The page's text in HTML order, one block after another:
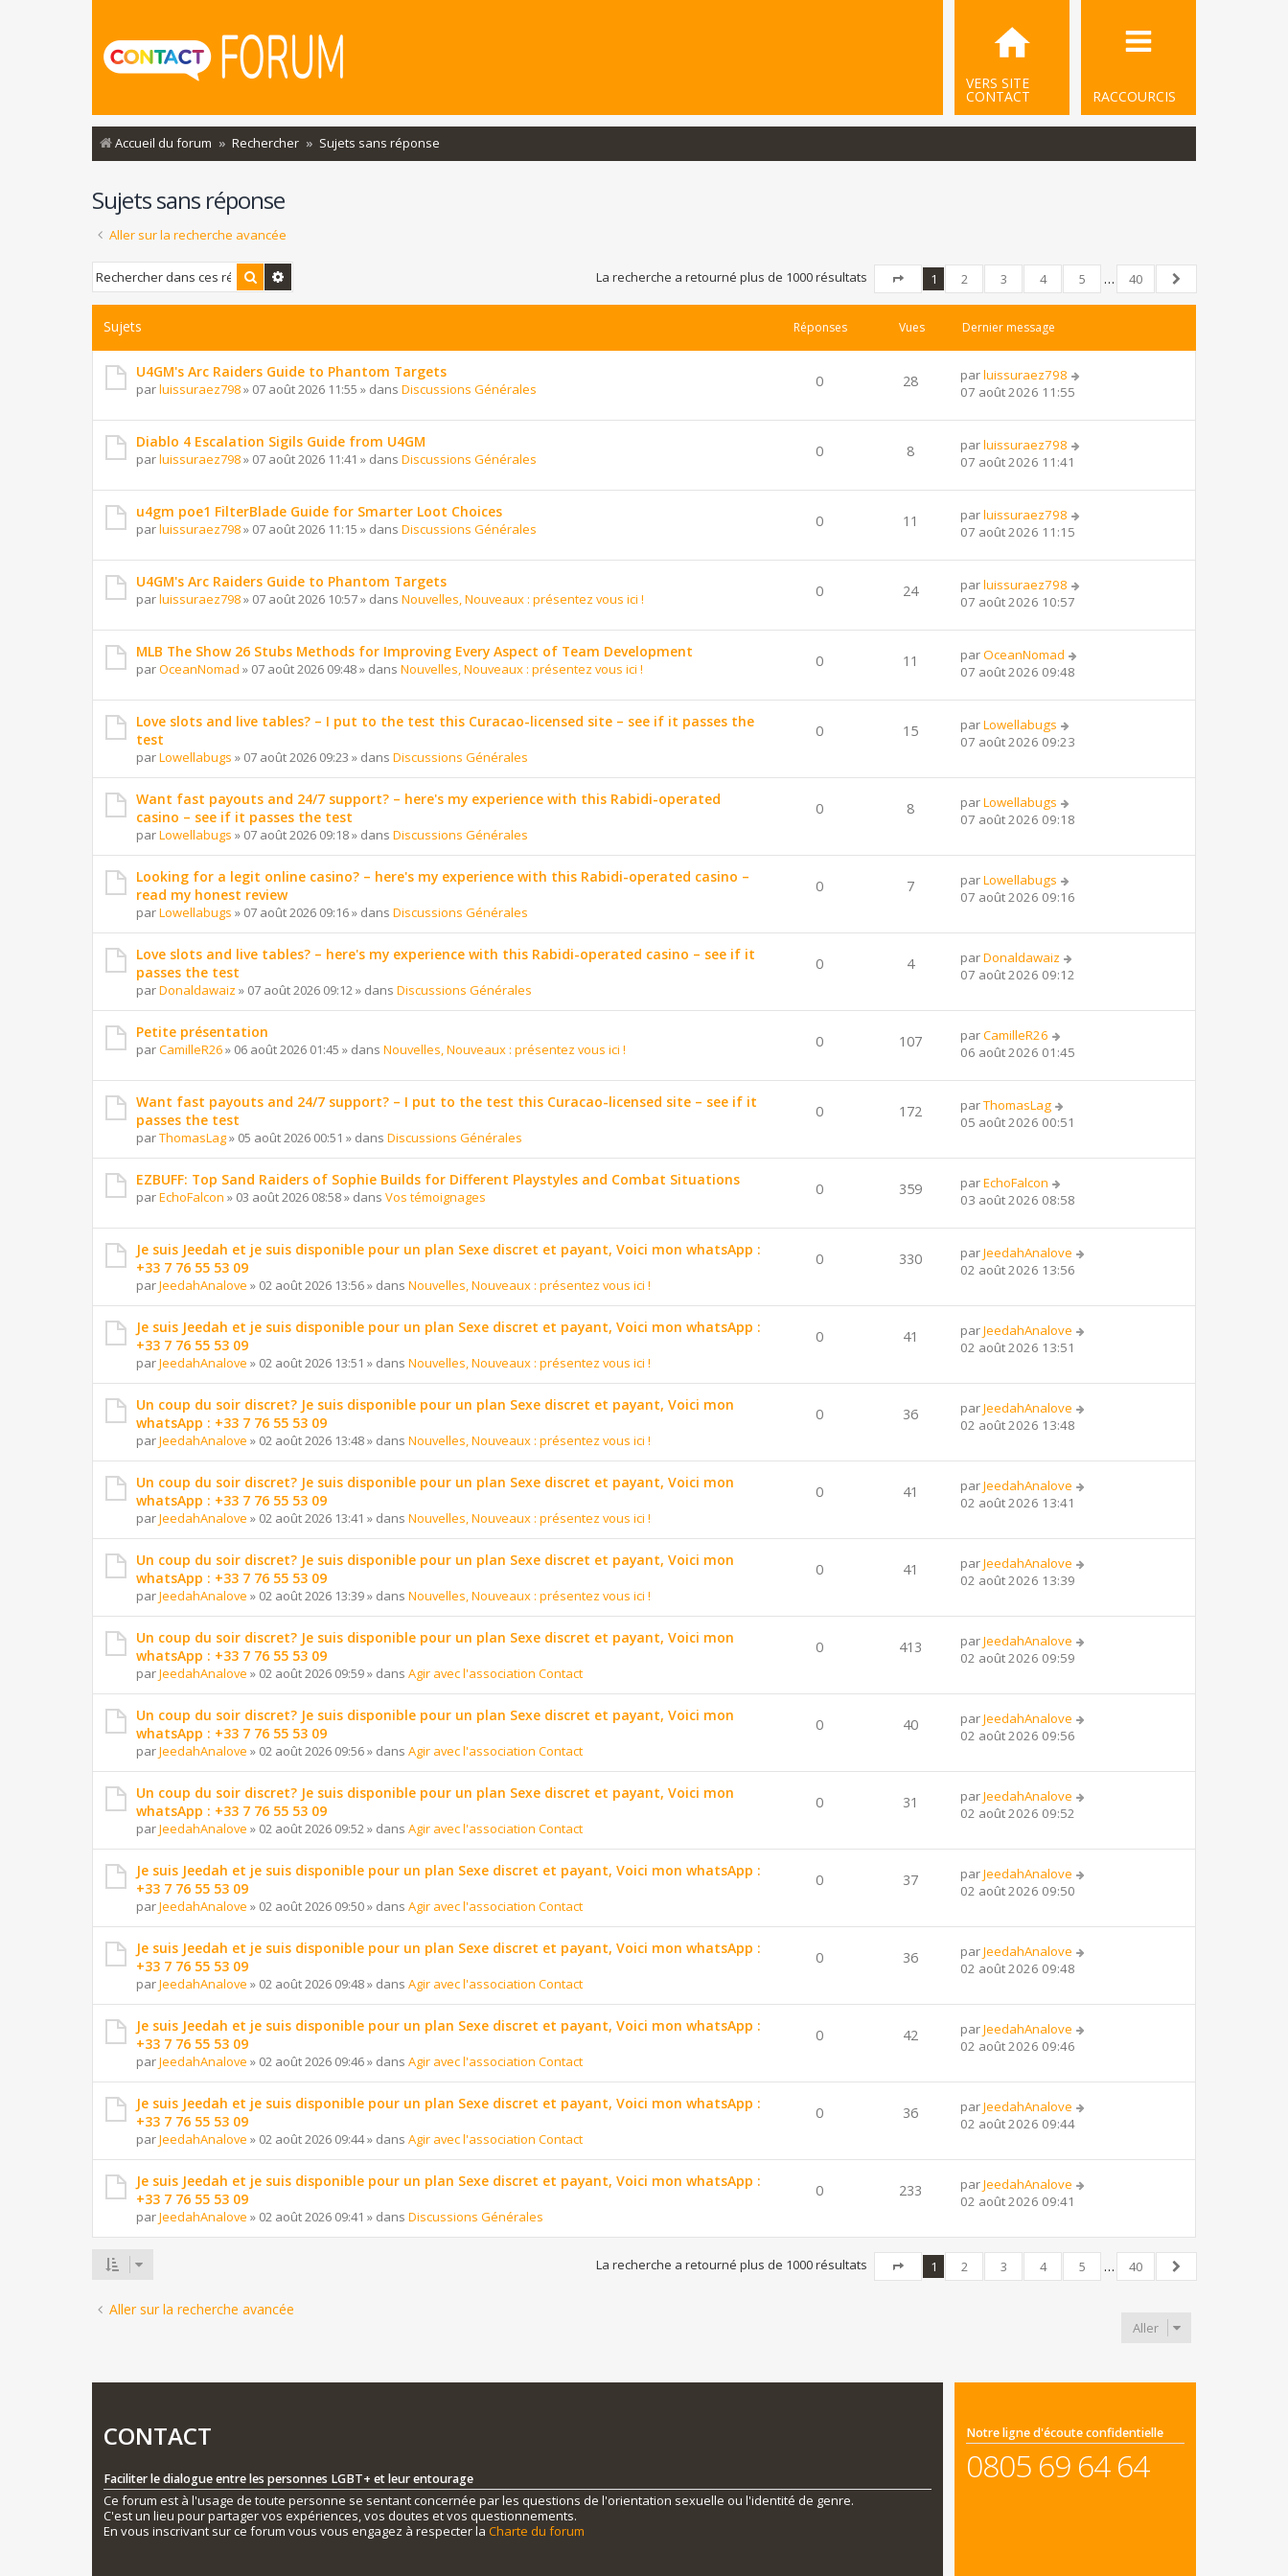
RACCOURCIS
VERS SITE
CONTACT
Accueil du forum Rechercher Sujets sans réponse
Sujets sans réponse
Aller sur la recherche avancée
Rechercher
La recherche a retourné plus de 1000 résultats
Page
sur40
1 2 3 4 5 …
40
Suivant
Sujets Réponses Vues Dernier message
U4GM's Arc Raiders Guide to Phantom Targets
parluissuraez798» 07 août 2026 11:55 » dans Discussions Générales 0 28 parluissuraez798
07 août 2026 11:55
Diablo 4 Escalation Sigils Guide from U4GM
parluissuraez798» 07 août 2026 11:41 » dans Discussions Générales 0 8 parluissuraez798
07 août 2026 11:41
u4gm poe1 FilterBlade Guide for Smarter Loot Choices
parluissuraez798» 07 août 2026 11:15 » dans Discussions Générales 0 11 parluissuraez798
07 août 2026 11:15
U4GM's Arc Raiders Guide to Phantom Targets
parluissuraez798» 07 août 2026 10:57» dans Nouvelles, Nouveaux : présentez vous ici ! 0 24 parluissuraez798
07 août 2026 10:57
MLB The Show 26 Stubs Methods for Improving Every Aspect of Team Development
parOceanNomad » 07 août 2026 09:48» dans Nouvelles, Nouveaux : présentez vous ici ! 0 11 parOceanNomad
07 août 2026 09:48
Love slots and live tables? – I put to the test this Curacao-licensed site – see if it passes the
test
parLowellabugs » 07 août 2026 09:23 » dans Discussions Générales
0 15 parLowellabugs
07 août 2026 09:23
Want fast payouts and 24/7 support? – here's my experience with this Rabidi-operated
casino – see if it passes the test
parLowellabugs » 07 août 2026 09:18» dans Discussions Générales
0 8 parLowellabugs
07 août 2026 09:18
Looking for a legit online casino? – here's my experience with this Rabidi-operated casino –
read my honest review
parLowellabugs » 07 août 2026 09:16» dans Discussions Générales
0 7 parLowellabugs
07 août 2026 09:16
Love slots and live tables? – here's my experience with this Rabidi-operated casino – see if it
passes the test
parDonaldawaiz » 07 août 2026 09:12 » dans Discussions Générales
0 4 parDonaldawaiz
07 août 2026 09:12
Petite présentation
parCamilleR26» 06 août 2026 01:45 » dans Nouvelles, Nouveaux : présentez vous ici ! 0 107 parCamilleR26
06 août 2026 01:45
Want fast payouts and 24/7 support? – I put to the test this Curacao-licensed site – see if it
passes the test
parThomasLag» 05 août 2026 00:51 » dans Discussions Générales
0 172 parThomasLag
05 août 2026 00:51
EZBUFF: Top Sand Raiders of Sophie Builds for Different Playstyles and Combat Situations
parEchoFalcon » 03 août 2026 08:58» dans Vos témoignages 0 359 parEchoFalcon
03 août 2026 08:58
Je suis Jeedah et je suis disponible pour un plan Sexe discret et payant, Voici mon whatsApp :
+33 7 76 55 53 09
parJeedahAnalove » 02 août 2026 13:56» dans Nouvelles, Nouveaux : présentez vous ici !
0 330 parJeedahAnalove
02 août 2026 13:56
Je suis Jeedah et je suis disponible pour un plan Sexe discret et payant, Voici mon whatsApp :
+33 7 76 55 53 09
parJeedahAnalove » 02 août 2026 13:51 » dans Nouvelles, Nouveaux : présentez vous ici !
0 41 parJeedahAnalove
02 août 2026 13:51
Un coup du soir discret? Je suis disponible pour un plan Sexe discret et payant, Voici mon
whatsApp : +33 7 76 55 53 09
parJeedahAnalove » 02 août 2026 13:48» dans Nouvelles, Nouveaux : présentez vous ici !
0 36 parJeedahAnalove
02 août 2026 13:48
Un coup du soir discret? Je suis disponible pour un plan Sexe discret et payant, Voici mon
whatsApp : +33 7 76 55 53 09
parJeedahAnalove » 02 août 2026 13:41 » dans Nouvelles, Nouveaux : présentez vous ici !
0 41 parJeedahAnalove
02 août 2026 13:41
Un coup du soir discret? Je suis disponible pour un plan Sexe discret et payant, Voici mon
whatsApp : +33 7 76 55 53 09
parJeedahAnalove » 02 août 2026 13:39» dans Nouvelles, Nouveaux : présentez vous ici !
0 41 parJeedahAnalove
02 août 2026 13:39
Un coup du soir discret? Je suis disponible pour un plan Sexe discret et payant, Voici mon
whatsApp : +33 7 76 55 53 09
parJeedahAnalove » 02 août 2026 09:59» dans Agir avec l'association Contact
0 413 parJeedahAnalove
02 août 2026 09:59
Un coup du soir discret? Je suis disponible pour un plan Sexe discret et payant, Voici mon
whatsApp : +33 7 76 55 53 09
parJeedahAnalove » 02 août 2026 09:56» dans Agir avec l'association Contact
0 40 parJeedahAnalove
02 août 2026 09:56
Un coup du soir discret? Je suis disponible pour un plan Sexe discret et payant, Voici mon
whatsApp : +33 7 76 55 53 09
parJeedahAnalove » 02 août 2026 09:52 » dans Agir avec l'association Contact
0 31 parJeedahAnalove
02 août 2026 09:52
Je suis Jeedah et je suis disponible pour un plan Sexe discret et payant, Voici mon whatsApp :
+33 7 76 55 53 09
parJeedahAnalove » 02 août 2026 09:50» dans Agir avec l'association Contact
0 37 parJeedahAnalove
02 août 2026 09:50
Je suis Jeedah et je suis disponible pour un plan Sexe discret et payant, Voici mon whatsApp :
+33 7 76 55 53 09
parJeedahAnalove » 02 août 2026 09:48» dans Agir avec l'association Contact
0 36 parJeedahAnalove
02 août 2026 09:48
Je suis Jeedah et je suis disponible pour un plan Sexe discret et payant, Voici mon whatsApp :
+33 7 76 55 53 09
parJeedahAnalove » 02 août 2026 09:46» dans Agir avec l'association Contact
0 42 parJeedahAnalove
02 août 2026 09:46
Je suis Jeedah et je suis disponible pour un plan Sexe discret et payant, Voici mon whatsApp :
+33 7 76 55 53 09
parJeedahAnalove » 02 août 2026 09:44» dans Agir avec l'association Contact
0 36 parJeedahAnalove
02 août 2026 09:44
Je suis Jeedah et je suis disponible pour un plan Sexe discret et payant, Voici mon whatsApp :
+33 7 76 55 53 09
parJeedahAnalove » 02 août 2026 09:41 » dans Discussions Générales
0 233 parJeedahAnalove
02 août 2026 09:41
La recherche a retourné plus de 1000 résultats
Page
sur40
1 2 3 4 5 …
40
Suivant
Aller sur la recherche avancée
Aller
CONTACT
Faciliter le dialogue entre les personnes LGBT+ et leur entourage
Ce forum est à l'usage de toute personne se sentant concernée par les questions de l'orientation sexuelle ou l'identité de genre.
C'est un lieu pour partager vos expériences, vos doutes et vos questionnements.
En vous inscrivant sur ce forum vous vous engagez à respecter la Charte du forum
Notre ligne d'écoute confidentielle
0805 69 64 64